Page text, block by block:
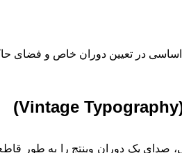
در تعیین دوران خاص و فضای
صدای یک دوران وینتج را به